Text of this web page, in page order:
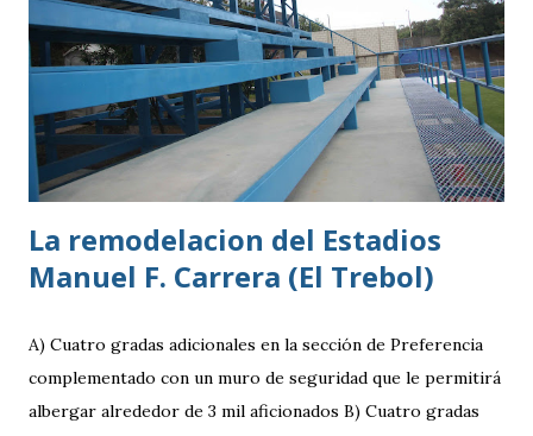
rama masculina, la cual comenzó su recorrido en la Segunda
División antes de conseguir el ascenso a la máxima
categoría.
La remodelacion del Estadios
Manuel F. Carrera (El Trebol)
A) Cuatro gradas adicionales en la sección de Preferencia
complementado con un muro de seguridad que le permitirá
albergar alrededor de 3 mil aficionados B) Cuatro gradas